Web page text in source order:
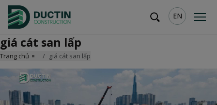
EN
giá cát san lấp
Trang chủ giá cát san lấp